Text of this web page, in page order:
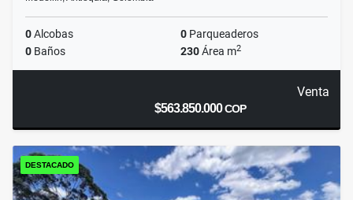
0Alcobas 0 Parqueaderos
0 Baños 230Área m2
Venta
$563.850.000COP
DESTACADO